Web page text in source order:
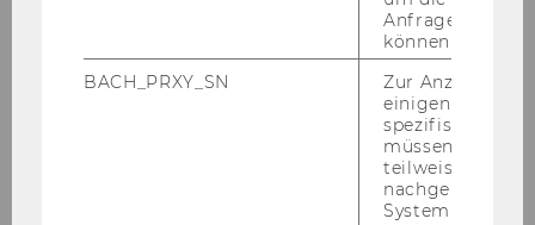
1020 Wien
Preis im Clas­sic Zim­mer / Nacht (Einzel-​ und
Preis im Exe­cu­ti­ve Zim­mer / Nacht (Einzel-​ und
Früh­stück: EUR 9,90 pro Per­son / Tag
Anfrage
können.
BACH_PRXY_SN
Zur Anzeige von
einigen WU-
spezifischen
müssen
teilweise von
nachgelagerten
System